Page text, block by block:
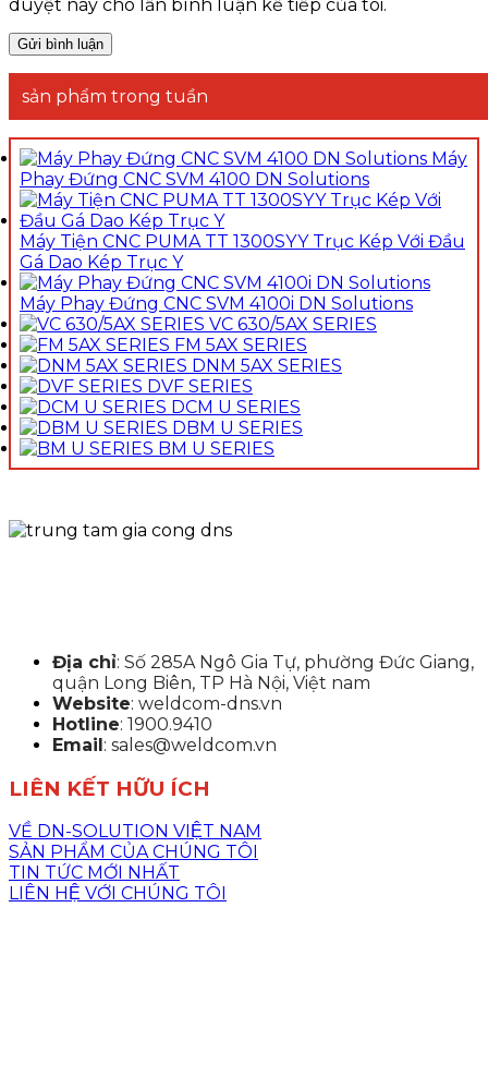
duyệt này cho lần bình luận kế tiếp của tôi.
sản phẩm trong tuần
Máy
Phay Đứng CNC SVM 4100 DN Solutions
Máy Tiện CNC PUMA TT 1300SYY Trục Kép Với Đầu
Gá Dao Kép Trục Y
Máy Phay Đứng CNC SVM 4100i DN Solutions
VC 630/5AX SERIES
FM 5AX SERIES
DNM 5AX SERIES
DVF SERIES
DCM U SERIES
DBM U SERIES
BM U SERIES
Địa chỉ: Số 285A Ngô Gia Tự, phường Đức Giang,
quận Long Biên, TP Hà Nội, Việt nam
Website: weldcom-dns.vn
Hotline: 1900.9410
Email: sales@weldcom.vn
LIÊN KẾT HỮU ÍCH
VỀ DN-SOLUTION VIỆT NAM
SẢN PHẨM CỦA CHÚNG TÔI
TIN TỨC MỚI NHẤT
LIÊN HỆ VỚI CHÚNG TÔI